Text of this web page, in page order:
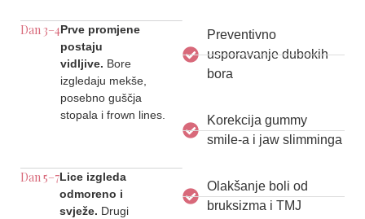
Dan 3–4Prve promjene
postaju
vidljive. Bore
izgledaju mekše,
posebno guščja
stopala i frown lines.
Dan 5–7Lice izgleda
odmoreno i
svježe. Drugi
Preventivno
usporavanje dubokih
bora
Korekcija gummy
smile-a i jaw slimminga
Olakšanje boli od
bruksizma i TMJ